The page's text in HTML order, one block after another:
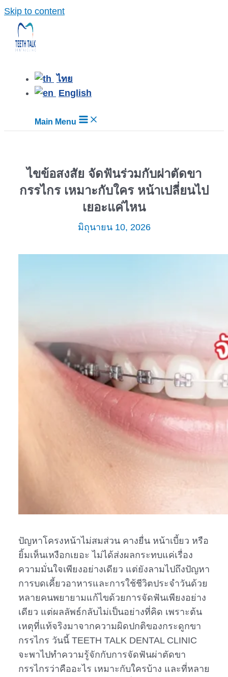
Skip to content
ไทย
English
Main Menu
ไขข้อสงสัย จัดฟันร่วมกับผ่าตัดขา
กรรไกร เหมาะกับใคร หน้าเปลี่ยนไป
เยอะแค่ไหน
มิถุนายน 10, 2026
ปัญหาโครงหน้าไม่สมส่วน คางยื่น หน้าเบี้ยว หรือ
ยิ้มเห็นเหงือกเยอะ ไม่ได้ส่งผลกระทบแค่เรื่อง
ความมั่นใจเพียงอย่างเดียว แต่ยังลามไปถึงปัญหา
การบดเคี้ยวอาหารและการใช้ชีวิตประจำวันด้วย
หลายคนพยายามแก้ไขด้วยการจัดฟันเพียงอย่าง
เดียว แต่ผลลัพธ์กลับไม่เป็นอย่างที่คิด เพราะต้น
เหตุที่แท้จริงมาจากความผิดปกติของกระดูกขา
กรรไกร วันนี้ TEETH TALK DENTAL CLINIC
จะพาไปทำความรู้จักกับการจัดฟันผ่าตัดขา
กรรไกรว่าคืออะไร เหมาะกับใครบ้าง และที่หลาย